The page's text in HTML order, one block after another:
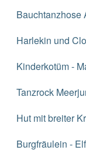
Bauchtanzhose
Harlekin und
Kinderkotüm -
Tanzrock
Hut mit breiter
Burgfräulein -